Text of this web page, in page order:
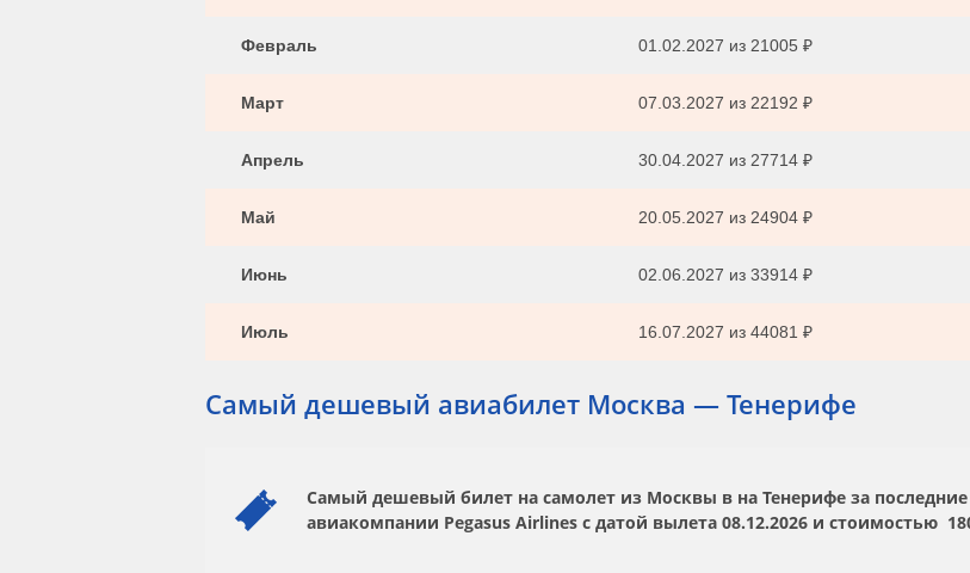
Февраль 01.02.2027 из 21005 ₽
Март 07.03.2027 из 22192 ₽
Апрель 30.04.2027 из 27714 ₽
Май 20.05.2027 из 24904 ₽
Июнь 02.06.2027 из 33914 ₽
Июль 16.07.2027 из 44081 ₽
Самый дешевый авиабилет Москва — Тенерифе
Самый дешевый билет на самолет из Москвы в на Тенерифе за последние
авиакомпании Pegasus Airlines с датой вылета 08.12.2026 и стоимостью